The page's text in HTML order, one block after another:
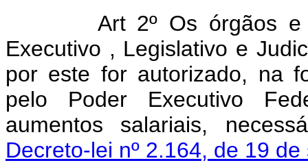
Art 2º Os órgãos e
Executivo , Legislativo e
por este for autorizado, na
pelo Poder Executivo
aumentos salariais,
Decreto-lei nº 2.164, de 19